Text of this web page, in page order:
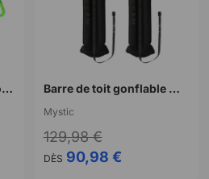
Porte surf longboard pour vélo Pat-Rack's Barre de toit gonflable Mystic inflatable roofrack system double
Mystic
DÈS 90,98 €
129,98 €